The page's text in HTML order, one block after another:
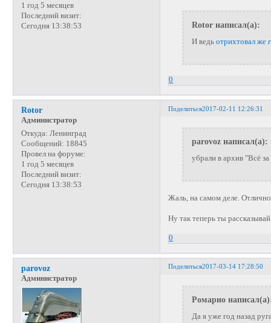
1 год 5 месяцев
Последний визит:
Сегодня 13:38:53
Rotor написал(а):
И ведь отрихтовал же
0
Поделиться2017-02-11 12:26:31
Rotor
Администратор
Откуда: Ленинград
Сообщений: 18845
Провел на форуме:
1 год 5 месяцев
Последний визит:
Сегодня 13:38:53
parovoz написал(а):
убрали в архив "Всё
Жаль, на самом деле.
Ну так теперь ты
0
Поделиться2017-03-14 17:28:50
parovoz
Администратор
Ромарио
Да я уже год назад